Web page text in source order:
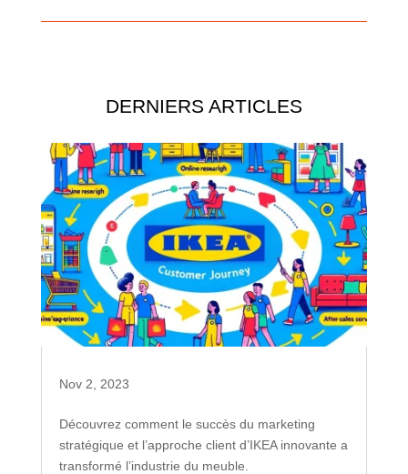
DERNIERS ARTICLES
Nov 2, 2023
Découvrez comment le succès du marketing
stratégique et l’approche client d’IKEA innovante a
transformé l’industrie du meuble.